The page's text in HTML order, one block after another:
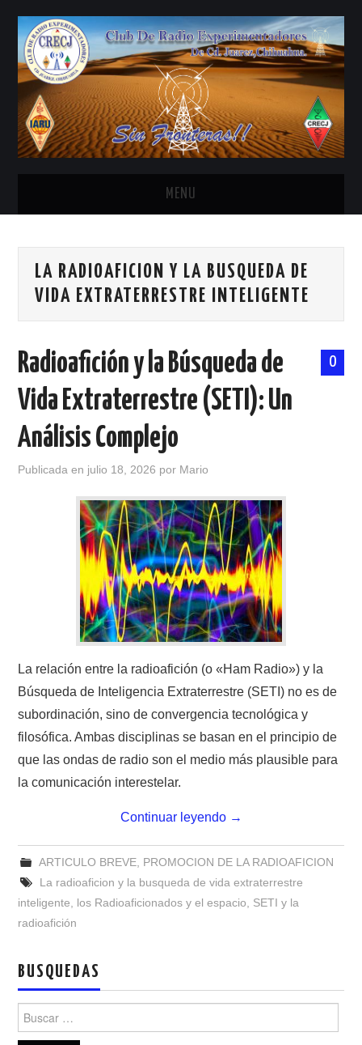
MENU
ANTENAS Y ACCESORIOS
BANDA CIVIL
CONTACTO
HISTORIA DE LA RADIO
LA PULGA MERCANTE
LITERATURA DE LA RADIO
MIEMBROS ORIGINALES
MODOS DIGITALES
MORSE CW APRENDE Y MAS
NUESTRAS ACTIVIDADES !
PLAN DE BANDAS DE
SALÓN DE LA FAMA DEL CRECJ
SOLICITUD DE INGRESO
LA RADIOAFICION Y LA BUSQUEDA DE
VIDA EXTRATERRESTRE INTELIGENTE
0
Radioafición y la Búsqueda de
Vida Extraterrestre (SETI): Un
Análisis Complejo
Publicada en julio 18, 2026 por Mario
La relación entre la radioafición (o «Ham Radio») y la
Búsqueda de Inteligencia Extraterrestre (SETI) no es de
subordinación, sino de convergencia tecnológica y
filosófica. Ambas disciplinas se basan en el principio de
que las ondas de radio son el medio más plausible para
la comunicación interestelar.
Continuar leyendo →
ARTICULO BREVE, PROMOCION DE LA RADIOAFICION
La radioaficion y la busqueda de vida extraterrestre
inteligente, los Radioaficionados y el espacio, SETI y la
radioafición
BUSQUEDAS
Buscar: